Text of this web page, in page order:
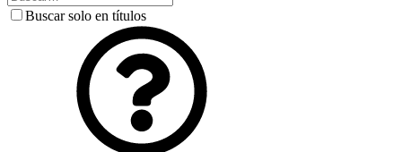
Buscar solo en títulos